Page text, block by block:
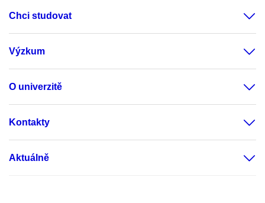
Chci studovat
Výzkum
O univerzitě
Kontakty
Aktuálně